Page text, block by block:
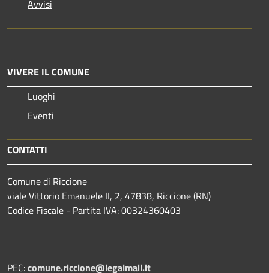
Avvisi
VIVERE IL COMUNE
Luoghi
Eventi
CONTATTI
Comune di Riccione
viale Vittorio Emanuele II, 2, 47838, Riccione (RN)
Codice Fiscale - Partita IVA: 00324360403
PEC:comune.riccione@legalmail.it